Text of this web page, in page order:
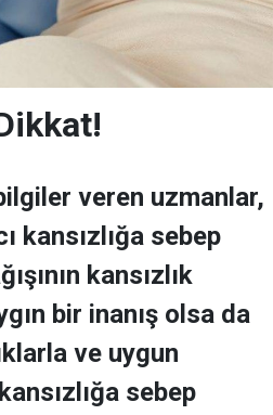
veren uzmanlar,
kansızlığa sebep
kansızlık
bir inanış olsa da
ve uygun
sebep